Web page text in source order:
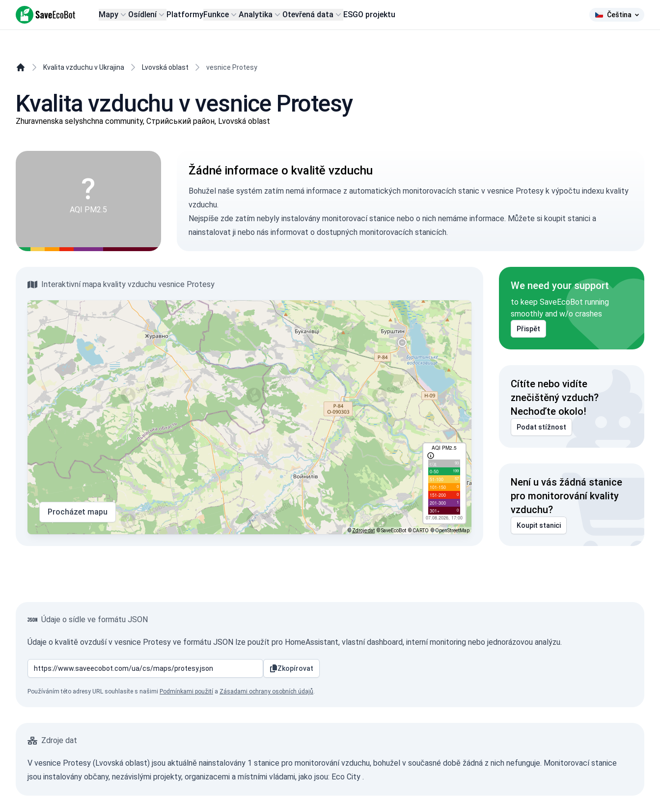
SaveEcoBot Mapy Osídlení PlatformyFunkce Analytika Otevřená data ESGO projektu Čeština
Kvalita vzduchu v Ukrajina Lvovská oblast vesnice Protesy
Kvalita vzduchu v vesnice Protesy
Zhuravnenska selyshchna community, Стрийський район, Lvovská oblast
?
AQI PM2.5
Žádné informace o kvalitě vzduchu
Bohužel naše systém zatím nemá informace z automatických monitorovacích stanic v vesnice Protesy k výpočtu indexu kvality
vzduchu.
Nejspíše zde zatím nebyly instalovány monitorovací stanice nebo o nich nemáme informace. Můžete si koupit stanicia
nainstalovat ji nebo nás informovat o dostupných monitorovacích stanicích.
Interaktivní mapa kvality vzduchu vesnice Protesy
AQI PM2.5
с/д 93
0-50 199
51-100 57
101-150 0
151-200 0
201-300 1
301+ 0
07.08.2026, 17:00
Procházet mapu
©Zdroje dat © SaveEcoBot © CARTO © OpenStreetMap
We need your support
to keep SaveEcoBot running
smoothly and w/o crashes
Přispět
Cítíte nebo vidíte
znečištěný vzduch?
Nechoďte okolo!
Podat stížnost
Není u vás žádná stanice
pro monitorování kvality
vzduchu?
Koupit stanici
Údaje o sídle ve formátu JSON
Údaje o kvalitě ovzduší v vesnice Protesy ve formátu JSON lze použít pro HomeAssistant, vlastní dashboard, interní monitoring nebo jednorázovou analýzu.
Zkopírovat
Používáním této adresy URL souhlasíte s našimi Podmínkami použití a Zásadami ochrany osobních údajů.
Zdroje dat
V vesnice Protesy (Lvovská oblast) jsou aktuálně nainstalovány 1 stanice pro monitorování vzduchu, bohužel v současné době žádná z nich nefunguje. Monitorovací stanice
jsou instalovány občany, nezávislými projekty, organizacemi a místními vládami, jako jsou: Eco City .